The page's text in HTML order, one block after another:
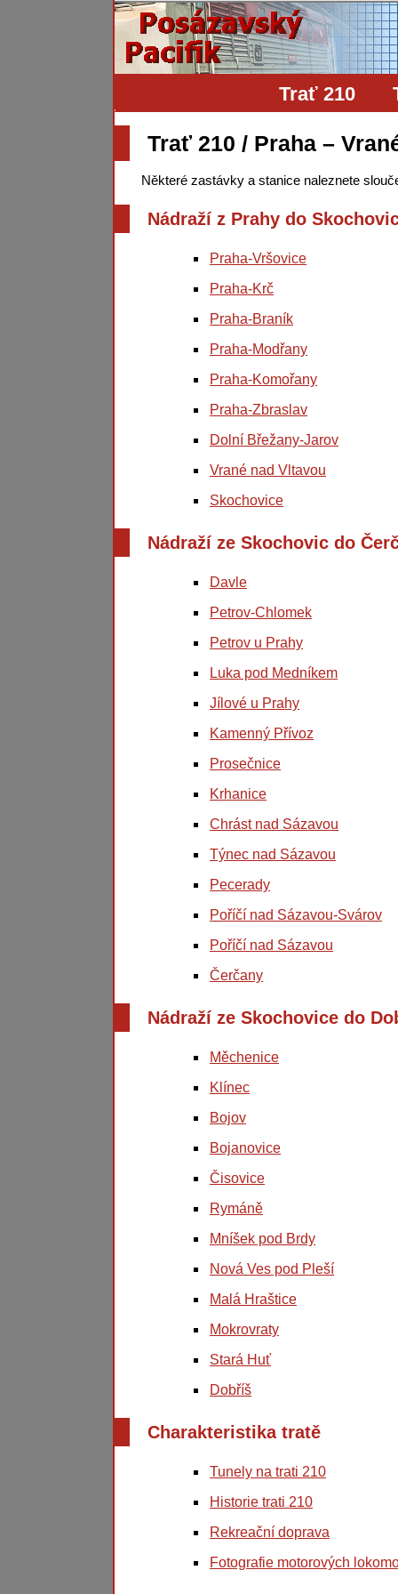
Trať 210
Trať 210 / Praha –
Některé zastávky a stanice naleznete
Nádraží z Prahy do
Praha-Vršovice
Praha-Krč
Praha-Braník
Praha-Modřany
Praha-Komořany
Praha-Zbraslav
Dolní Břežany-Jarov
Vrané nad Vltavou
Skochovice
Nádraží ze Skochovic do
Davle
Petrov-Chlomek
Petrov u Prahy
Luka pod Medníkem
Jílové u Prahy
Kamenný Přívoz
Prosečnice
Krhanice
Chrást nad Sázavou
Týnec nad Sázavou
Pecerady
Poříčí nad Sázavou-Svárov
Poříčí nad Sázavou
Čerčany
Nádraží ze Skochovice do
Měchenice
Klínec
Bojov
Bojanovice
Čisovice
Rymáně
Mníšek pod Brdy
Nová Ves pod Pleší
Malá Hraštice
Mokrovraty
Stará Huť
Dobříš
Charakteristika tratě
Tunely na trati 210
Historie trati 210
Rekreační doprava
Fotografie motorových